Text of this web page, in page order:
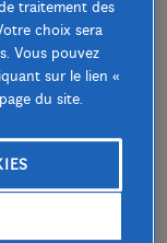
un solde
le 25
est
quatre
et
traitement des
choix sera
Vous pouvez
sur le lien «
du site.